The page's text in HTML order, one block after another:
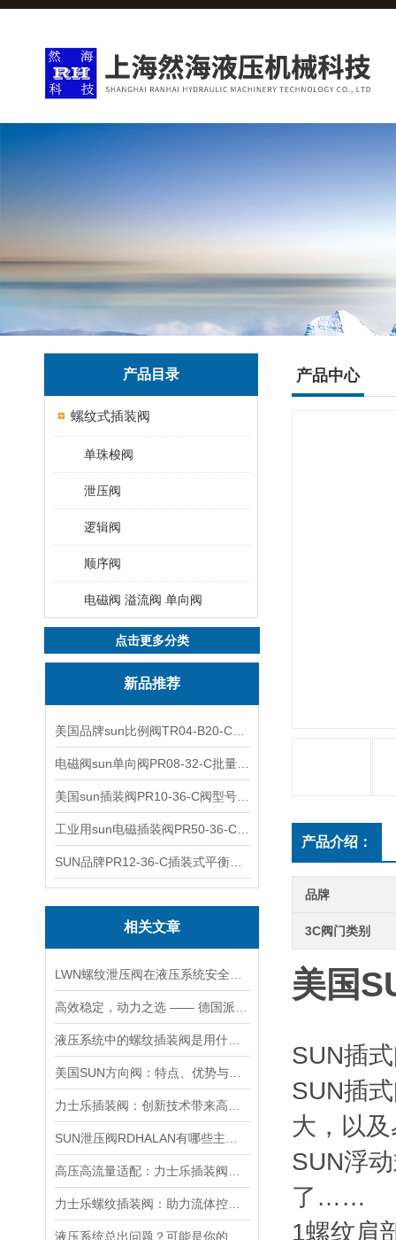
产品目录
螺纹式插装阀
单珠梭阀
泄压阀
逻辑阀
顺序阀
电磁阀 溢流阀 单向阀
点击更多分类
新品推荐
相关文章
产品中心
产品介绍：
品牌
3C阀门类别
美国
SUN插
SUN插
大，以
SUN浮
了……
1螺纹肩